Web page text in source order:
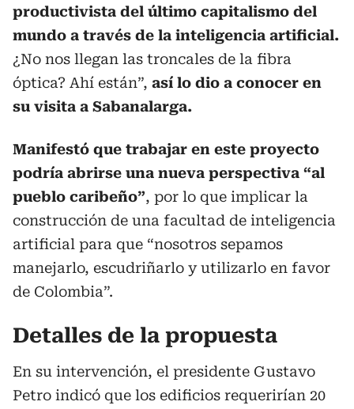
productivista del último capitalismo del
mundo a través de la inteligencia artificial.
¿No nos llegan las troncales de la fibra
óptica? Ahí están”, así lo dio a conocer en
su visita a Sabanalarga.
Manifestó que trabajar en este proyecto
podría abrirse una nueva perspectiva “al
pueblo caribeño”, por lo que implicar la
construcción de una facultad de inteligencia
artificial para que “nosotros sepamos
manejarlo, escudriñarlo y utilizarlo en favor
de Colombia”.
Detalles de la propuesta
En su intervención, el presidente Gustavo
Petro indicó que los edificios requerirían 20